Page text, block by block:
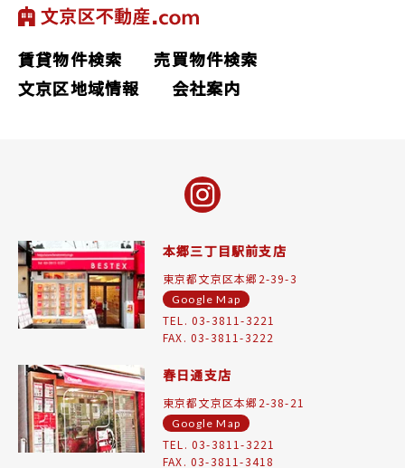
賃貸物件検索
売買物件検索
文京区地域情報
会社案内
本郷三丁目駅前支店
東京都文京区本郷2-39-3
Google Map
TEL. 03-3811-3221
FAX. 03-3811-3222
春日通支店
東京都文京区本郷2-38-21
Google Map
TEL. 03-3811-3221
FAX. 03-3811-3418